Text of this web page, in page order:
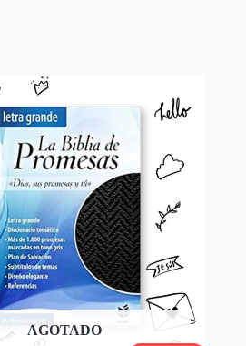
AGOTADO